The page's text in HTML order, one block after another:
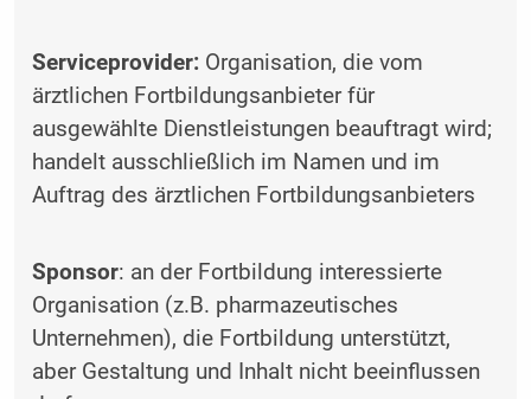
Serviceprovider:Organisation, die vom
ärztlichen Fortbildungsanbieter für
ausgewählte Dienstleistungen beauftragt wird;
handelt ausschließlich im Namen und im
Auftrag des ­ärztlichen Fortbildungsanbieters
Sponsor: an der Fortbildung interessierte
Organisation (z.B. pharmazeutisches
Unternehmen), die Fortbildung unterstützt,
aber Gestaltung und Inhalt nicht beeinflussen